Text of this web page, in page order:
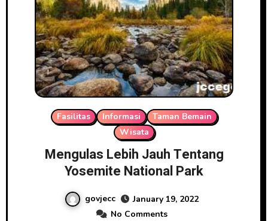
Fasilitas Informasi
Taman Bemain
Wisata
Mengulas Lebih Jauh Tentang
Yosemite National Park
govjecc
January 19, 2022
No Comments